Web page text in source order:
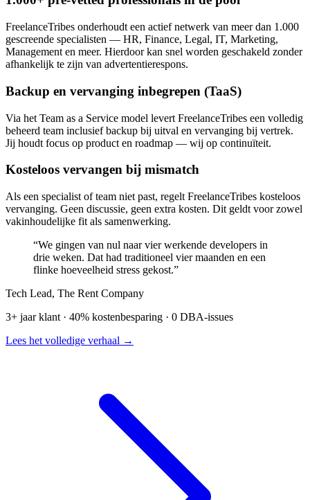
FreelanceTribes onderhoudt een actief netwerk van meer dan 1.000
gescreende specialisten — HR, Finance, Legal, IT, Marketing,
Management en meer. Hierdoor kan snel worden geschakeld zonder
afhankelijk te zijn van advertentierespons.
Backup en vervanging inbegrepen (TaaS)
Via het Team as a Service model levert FreelanceTribes een volledig
beheerd team inclusief backup bij uitval en vervanging bij vertrek.
Jij houdt focus op product en roadmap — wij op continuïteit.
Kosteloos vervangen bij mismatch
Als een specialist of team niet past, regelt FreelanceTribes kosteloos
vervanging. Geen discussie, geen extra kosten. Dit geldt voor zowel
vakinhoudelijke fit als samenwerking.
“We gingen van nul naar vier werkende developers in
drie weken. Dat had traditioneel vier maanden en een
flinke hoeveelheid stress gekost.”
Tech Lead, The Rent Company
3+ jaar klant · 40% kostenbesparing · 0 DBA-issues
Lees het volledige verhaal →